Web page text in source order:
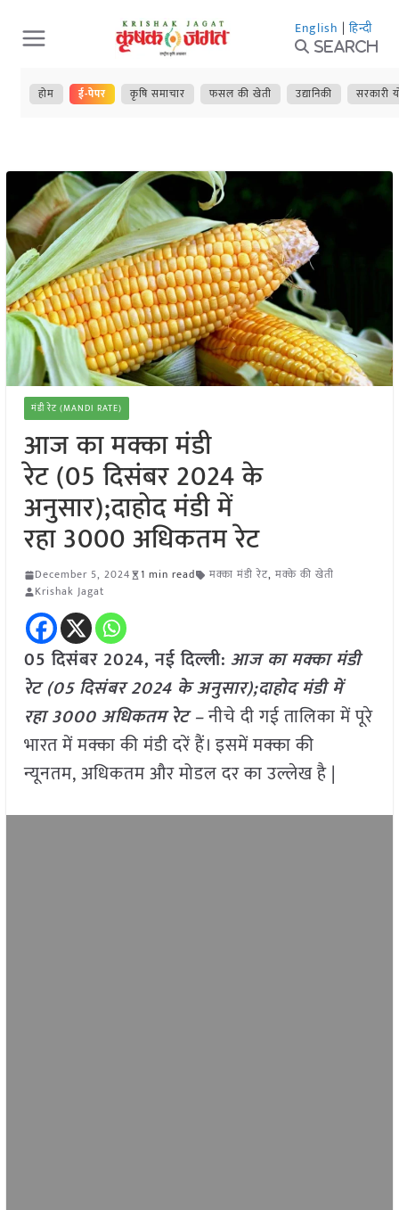
Skip
to
content
English | हिन्दी
Search
होम ई-पेपर कृषि समाचार फसल की खेती उद्यानिकी सरकारी
मंडी रेट (MANDI RATE)
आज का मक्का मंडी
रेट (05 दिसंबर 2024 के
अनुसार);दाहोद मंडी में
रहा 3000 अधिकतम रेट
December 5, 2024 1 min read मक्का मंडी रेट, मक्के की खेती
Krishak Jagat
05 दिसंबर 2024, नई दिल्ली: आज का मक्का मंडी
रेट (05 दिसंबर 2024 के अनुसार);दाहोद मंडी में
रहा 3000 अधिकतम रेट –नीचे दी गई तालिका में पूरे
भारत में मक्का की मंडी दरें हैं। इसमें मक्का की
न्यूनतम, अधिकतम और मोडल दर का उल्लेख है |